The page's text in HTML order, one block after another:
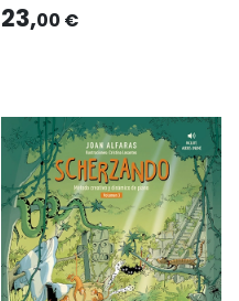
23,00 €